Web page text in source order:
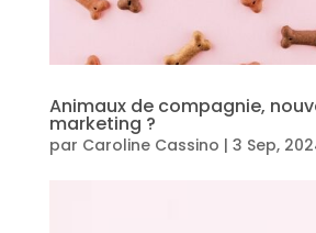
Animaux de compagnie,
marketing ?
par Caroline Cassino | 3 Sep,